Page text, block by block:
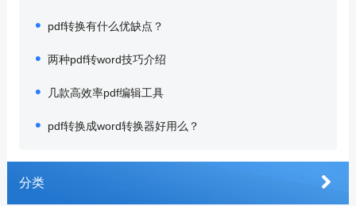
pdf转换有什么优缺点？
两种pdf转word技巧介绍
几款高效率pdf编辑工具
pdf转换成word转换器好用么？
分类